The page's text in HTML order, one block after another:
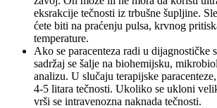
eksrakcije tečnosti iz trbušne šupljine.
ćete biti na praćenju pulsa, krvnog
temperature.
Ako se paracenteza radi u dijagnostičke
sadržaj se šalje na biohemijsku,
analizu. U slučaju terapijske
4-5 litara tečnosti. Ukoliko se ukloni
vrši se intravenozna naknada tečnosti.